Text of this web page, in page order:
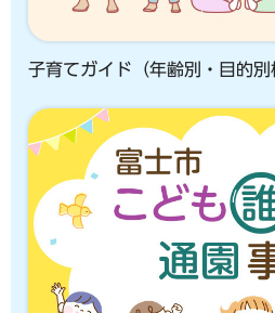
子育てガイド（年齢別・目的別